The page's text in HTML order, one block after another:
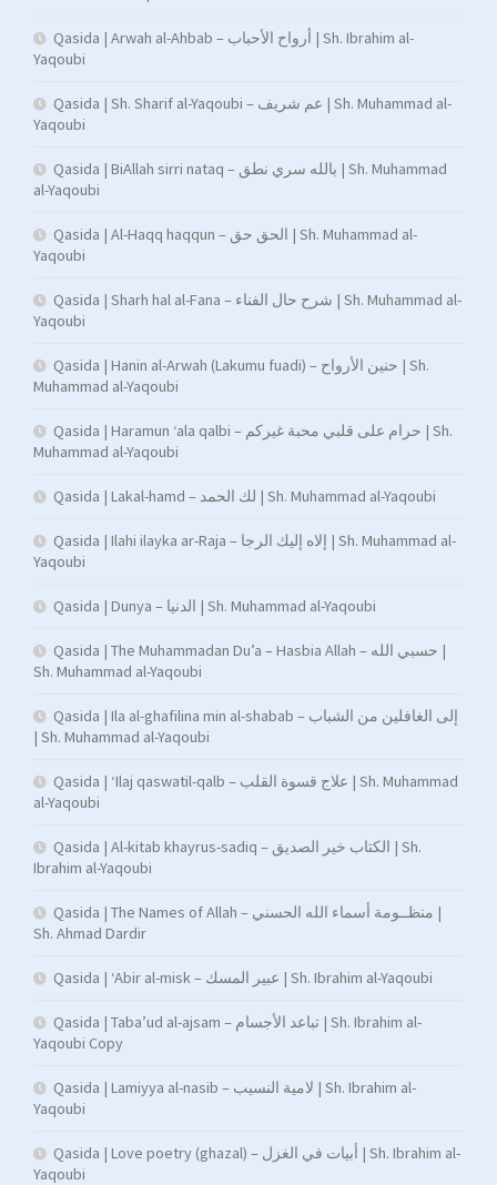
Qasida | Arwah al-Ahbab – أرواح الأحباب | Sh. Ibrahim al-
Yaqoubi
Qasida | Sh. Sharif al-Yaqoubi – عم شريف | Sh. Muhammad al-
Yaqoubi
Qasida | BiAllah sirri nataq – بالله سري نطق | Sh. Muhammad
al-Yaqoubi
Qasida | Al-Haqq haqqun – الحق حق | Sh. Muhammad al-
Yaqoubi
Qasida | Sharh hal al-Fana – شرح حال الفناء | Sh. Muhammad al-
Yaqoubi
Qasida | Hanin al-Arwah (Lakumu fuadi) – حنين الأرواح | Sh.
Muhammad al-Yaqoubi
Qasida | Haramun ‘ala qalbi – حرام على قلبي محبة غيركم | Sh.
Muhammad al-Yaqoubi
Qasida | Lakal-hamd – لك الحمد | Sh. Muhammad al-Yaqoubi
Qasida | Ilahi ilayka ar-Raja – إلاه إليك الرجا | Sh. Muhammad al-
Yaqoubi
Qasida | Dunya – الدنيا | Sh. Muhammad al-Yaqoubi
Qasida | The Muhammadan Du’a – Hasbia Allah – حسبي الله |
Sh. Muhammad al-Yaqoubi
Qasida | Ila al-ghafilina min al-shabab – إلى الغافلين من الشباب
| Sh. Muhammad al-Yaqoubi
Qasida | ‘Ilaj qaswatil-qalb – علاج قسوة القلب | Sh. Muhammad
al-Yaqoubi
Qasida | Al-kitab khayrus-sadiq – الكتاب خير الصديق | Sh.
Ibrahim al-Yaqoubi
Qasida | The Names of Allah – منظــومة أسماء الله الحسني |
Sh. Ahmad Dardir
Qasida | ‘Abir al-misk – عبير المسك | Sh. Ibrahim al-Yaqoubi
Qasida | Taba’ud al-ajsam – تباعد الأجسام | Sh. Ibrahim al-
Yaqoubi Copy
Qasida | Lamiyya al-nasib – لامية النسيب | Sh. Ibrahim al-
Yaqoubi
Qasida | Love poetry (ghazal) – أبيات في الغزل | Sh. Ibrahim al-
Yaqoubi